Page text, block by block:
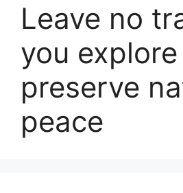
Leave no
you
preserve
peace